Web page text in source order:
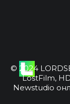
© 2024
LostFilm,
Newstudio